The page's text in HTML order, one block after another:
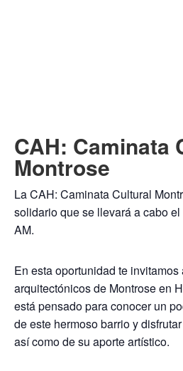
CAH: Caminata
Montrose
La CAH: Caminata Cultural
solidario que se llevará a cabo
AM.
En esta oportunidad te
arquitectónicos de Montrose en
está pensado para conocer un
de este hermoso barrio y
así como de su aporte artístico.